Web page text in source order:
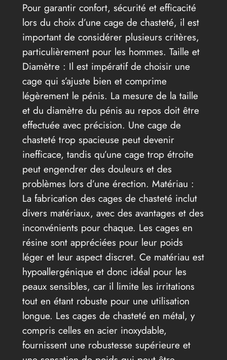
Pour garantir confort, sécurité et efficacité
lors du choix d’une cage de chasteté, il est
important de considérer plusieurs critères,
particulièrement pour les hommes. Taille et
Diamètre : Il est impératif de choisir une
cage qui s’ajuste bien et comprime
légèrement le pénis. La mesure de la taille
et du diamètre du pénis au repos doit être
effectuée avec précision. Une cage de
chasteté trop spacieuse peut devenir
inefficace, tandis qu’une cage trop étroite
peut engendrer des douleurs et des
problèmes lors d’une érection. Matériau :
La fabrication des cages de chasteté inclut
divers matériaux, avec des avantages et des
inconvénients pour chaque. Les cages en
résine sont appréciées pour leur poids
léger et leur aspect discret. Ce matériau est
hypoallergénique et donc idéal pour les
peaux sensibles, car il limite les irritations
tout en étant robuste pour une utilisation
longue. Les cages de chasteté en métal, y
compris celles en acier inoxydable,
fournissent une robustesse supérieure et